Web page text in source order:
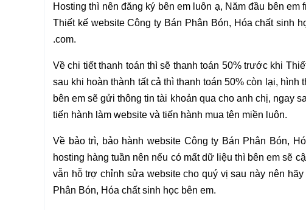
Hosting thì nên đăng ký bên em luôn ạ, Năm đầu bên
Thiết kế website Công ty Bán Phân Bón, Hóa chất sinh
.com.
Về chi tiết thanh toán thì sẽ thanh toán 50% trước khi
sau khi hoàn thành tất cả thì thanh toán 50% còn lại,
bên em sẽ gửi thông tin tài khoản qua cho anh chị, ngay
tiến hành làm website và tiến hành mua tên miền luôn.
Về bảo trì, bảo hành website Công ty Bán Phân Bón,
hosting hàng tuần nên nếu có mất dữ liệu thì bên em sẽ
vẫn hỗ trợ chỉnh sửa website cho quý vị sau này nên
Phân Bón, Hóa chất sinh học bên em.